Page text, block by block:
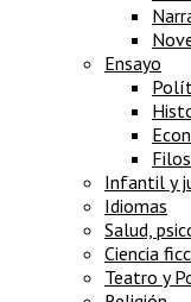
Ensayo
Infantil y
Idiomas
Salud,
Ciencia
Teatro y